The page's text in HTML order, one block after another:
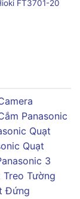
FT3701-20
Panasonic
Quạt
Quạt
3
Treo Tường
Đứng